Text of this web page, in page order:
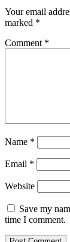
Your email
marked *
Comment *
Name *
Email *
Website
Save my
time I comment.